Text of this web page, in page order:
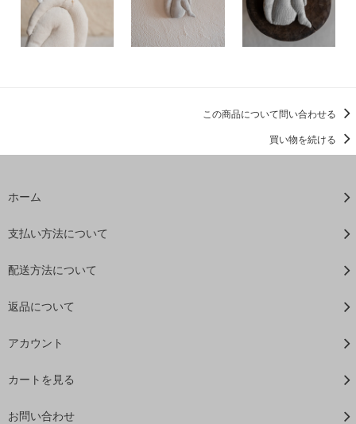
この商品について問い合わせる
買い物を続ける
ホーム
支払い方法について
配送方法について
返品について
アカウント
カートを見る
お問い合わせ